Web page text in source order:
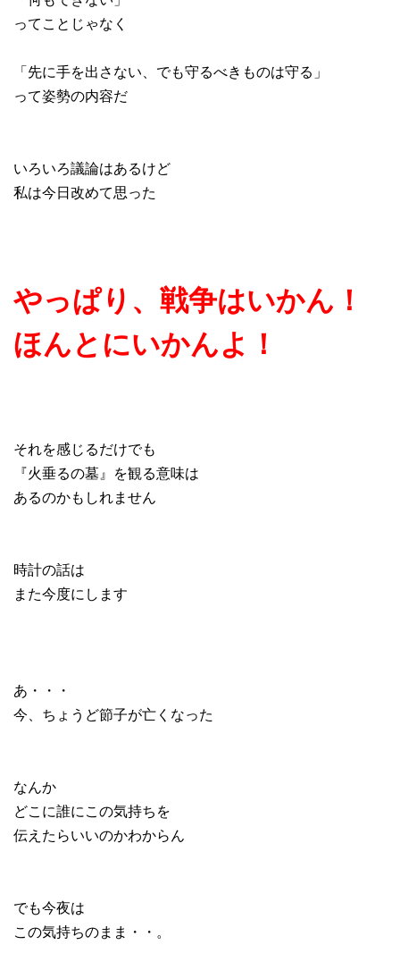
ってことじゃなく
「先に手を出さない、でも守るべきものは守る」
って姿勢の内容だ
いろいろ議論はあるけど
私は今日改めて思った
やっぱり、戦争はいかん！
ほんとにいかんよ！
それを感じるだけでも
『火垂るの墓』を観る意味は
あるのかもしれません
時計の話は
また今度にします
あ・・・
今、ちょうど節子が亡くなった
なんか
どこに誰にこの気持ちを
伝えたらいいのかわからん
でも今夜は
この気持ちのまま・・。